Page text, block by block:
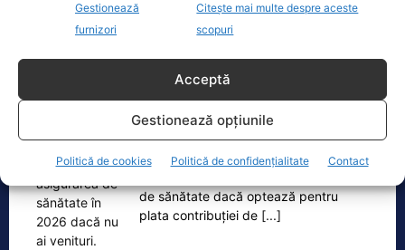
Gestionează
furnizori
Citește mai multe despre aceste
scopuri
Acceptă
Gestionează opțiunile
Politică de cookies Politică de confidențialitate Contact
Cât costă asigurarea de sănătate în 2026 dacă nu ai
Persoanele fără venituri pot beneficia
de sănătate dacă optează pentru
plata contribuției de [...]